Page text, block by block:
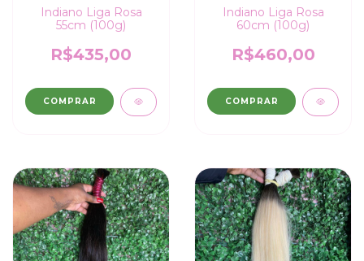
Indiano Liga Rosa
55cm (100g)
R$435,00
COMPRAR
Indiano Liga Rosa
60cm (100g)
R$460,00
COMPRAR